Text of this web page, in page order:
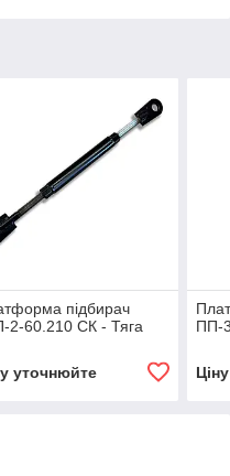
підбирач
2-60.210 СК - Тяга
уточнюйте
ПП-